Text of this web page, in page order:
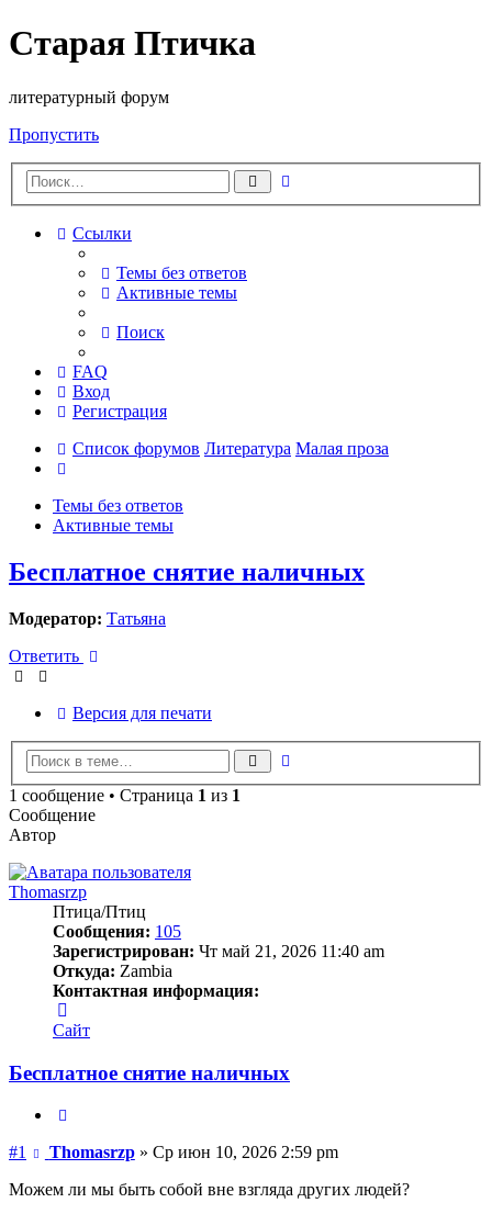
Старая Птичка
литературный форум
Пропустить
Поиск
Ссылки
Темы без ответов
Активные темы
Поиск
FAQ
Вход
Регистрация
Список форумов Литература Малая проза
Темы без ответов
Активные темы
Бесплатное снятие наличных
Модератор: Татьяна
Ответить
Версия для печати
Поиск
1 сообщение • Страница 1 из 1
Сообщение
Автор
Thomasrzp
Птица/Птиц
Сообщения: 105
Зарегистрирован: Чт май 21, 2026 11:40 am
Откуда: Zambia
Контактная информация:
информация
Thomasrzp
Сайт
Бесплатное снятие наличных
#1 Сообщение
Thomasrzp» Ср июн 10, 2026 2:59 pm
Можем ли мы быть собой вне взгляда других людей?